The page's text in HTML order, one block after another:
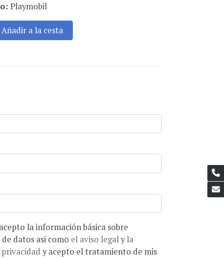
Playmobil
Añadir a la cesta
básica sobre
protección de datos asi como el aviso legalyla
y acepto el tratamiento de mis